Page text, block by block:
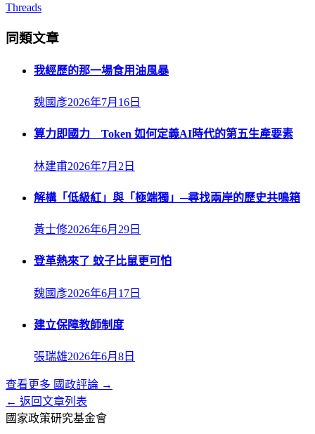
Threads
同類文章
我經歷的那一場食用油風暴
魏國彥2026年7月16日
算力即國力 Token 如何定義AI時代的第五生產要素
林建甫2026年7月2日
解構「低級紅」與「極端獨」─尋找兩岸的歷史共鳴箱
黃士修2026年6月29日
登革熱來了 蚊子比鼠更可怕
魏國彥2026年6月17日
建立保障教師制度
張瑞雄2026年6月8日
查看更多 國政評論 →
← 返回文章列表
國家政策研究基金會